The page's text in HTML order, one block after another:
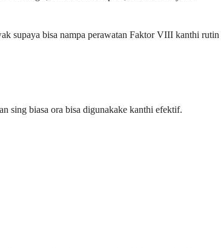
supaya bisa nampa perawatan Faktor VIII kanthi rutin
sing biasa ora bisa digunakake kanthi efektif.